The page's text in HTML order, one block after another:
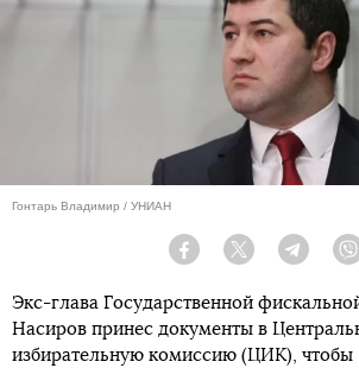
Гонтарь Владимир / УНИАН
Facebook Twitter
Экс-глава Государственной
Насиров принес документы в
избирательную комиссию (ЦИК), чтобы